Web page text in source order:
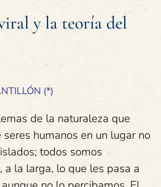
y la teoría del
(*)
de la naturaleza que
humanos en un lugar no
todos somos
a la larga, lo que les pasa a